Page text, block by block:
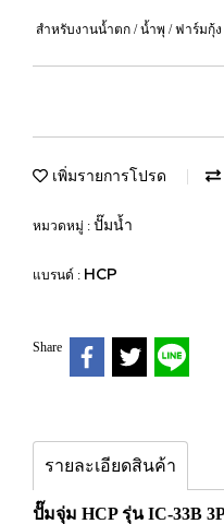
สำหรับงานน้ำตก / น้ำพุ / ฟาร์มกุ้
เพิ่มรายการโปรด
หมวดหมู่ : ปั๊มน้ำ
แบรนด์ : HCP
Share
รายละเอียดสินค้า
ปั๊มจุ่ม HCP รุ่น IC-33B